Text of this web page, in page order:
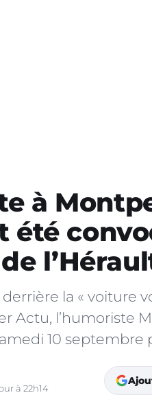
à
été
la « voiture
Actu, l’humoriste
10 septembre
à 22h14